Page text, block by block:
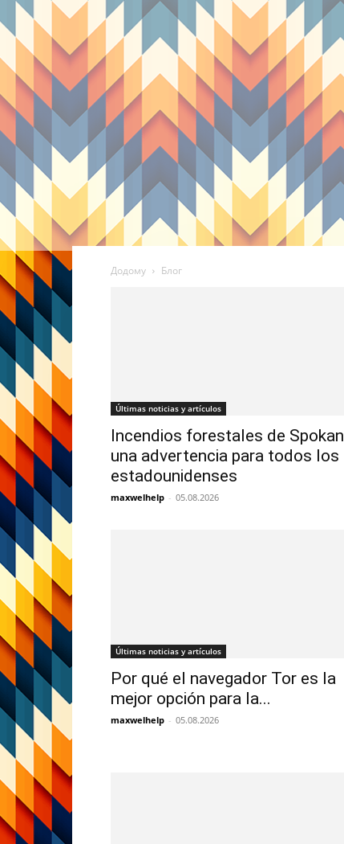
Додому Блог
Últimas noticias y artículos
Incendios forestales de
una advertencia para todos los
estadounidenses
maxwelhelp - 05.08.2026
Últimas noticias y artículos
Por qué el navegador Tor es la
mejor opción para la...
maxwelhelp - 05.08.2026